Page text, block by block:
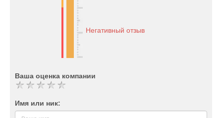
Негативный отзыв
Ваша оценка компании
Имя или ник: